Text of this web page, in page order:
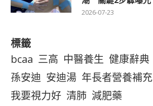
2026-07-23
標籤
bcaa 三高 中醫養生 健康辭典
孫安迪 安迪湯 年長者營養補充
我要視力好 清肺 減肥藥